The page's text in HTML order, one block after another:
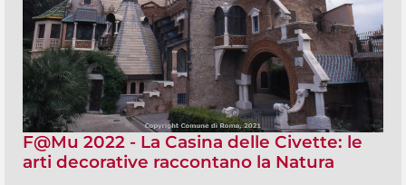
F@Mu 2022 - La Casina delle Civette: le
arti decorative raccontano la Natura